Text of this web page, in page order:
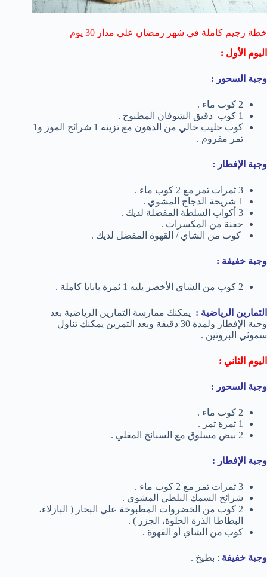
خطة رجيم كاملة في شهر رمضان علي مدار 30 يوم
اليوم الأول :
وجبة السحور :
2 كوب ماء .
1 كوب دقيق الشوفان المطبوخ .
كوب حليب خالي من الدهون مع تزينه 1 شرائح الموز و1
تمر مفروم .
وجبة الإفطار :
3 ثمرات تمر مع 2 كوب ماء .
1 شريحة الدجاج المشوي .
3 أكواب السلطة المفضلة لديك .
حفنة من المكسرات .
كوب من الشاي / القهوة المفضل لديك .
وجبة خفيفة :
2 كوب من الشاي الأخضر يليه 1 ثمرة بابايا كاملة .
التمارين الرياضية : يمكنك ممارسة التمارين الرياضية بعد
وجبة الإفطار ولمدة 30 دقيقة وبعد التمرين يمكنك تناول
سموثي البروتين .
اليوم الثاني :
وجبة السحور :
2 كوب ماء .
1 ثمرة تمر .
2 بيض مسلوق مع السبانخ المقلي .
وجبة الإفطار :
3 ثمرات تمر مع 2 كوب ماء .
شرائح السمك البلطي المشوي .
2 كوب من الخضروات المطبوخة علي البخار ( البازلاء،
البطاطا الذرة الحلوة، الجزر ) .
كوب من الشاي أو القهوة .
وجبة خفيفة : بطيخ .